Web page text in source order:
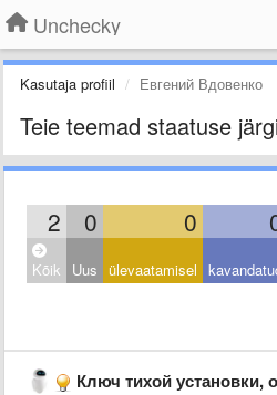
Unchecky
Kasutaja profiil Евгений Вдовенко
Teie teemad staatuse
2 0 0
Kõik Uus ülevaatamisel
Ключ тихой установки, отключающий показ